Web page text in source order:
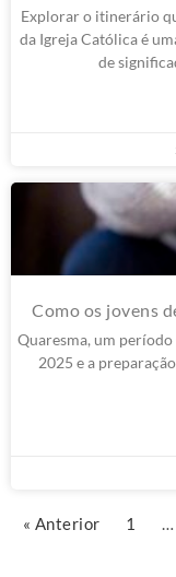
Explorar o itinerário
da Igreja Católica é
de
Como os jovens
Quaresma, um período
2025 e a
« Anterior 1 …